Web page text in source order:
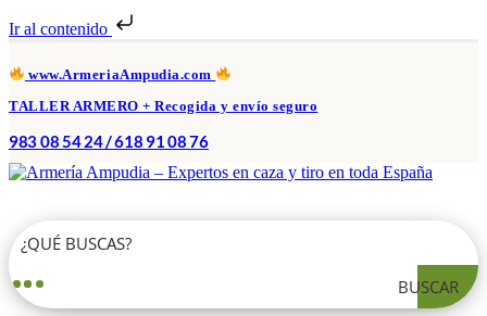
Ir al contenido
www.ArmeriaAmpudia.com
TALLER ARMERO + Recogida y envío seguro
983 08 54 24 / 618 91 08 76
BUSCAR